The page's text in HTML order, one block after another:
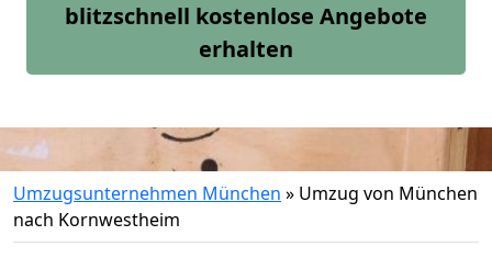
blitzschnell kostenlose Angebote
erhalten
Umzugsunternehmen München » Umzug von München
nach Kornwestheim